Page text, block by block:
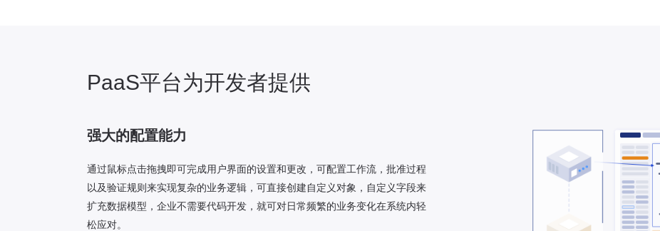
PaaS平台为开发者提供
强大的配置能力
通过鼠标点击拖拽即可完成用户界面的设置和更改，可配置工作流，批准过程
以及验证规则来实现复杂的业务逻辑，可直接创建自定义对象，自定义字段来
扩充数据模型，企业不需要代码开发，就可对日常频繁的业务变化在系统内轻
松应对。